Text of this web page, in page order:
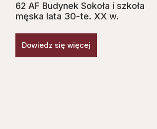
62 AF Budynek Sokoła i szkoła
męska lata 30-te. XX w.
Dowiedz się więcej